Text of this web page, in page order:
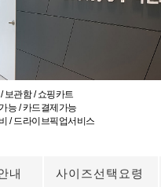
보관함 / 쇼핑카트
능 / 카드결제가능
/ 드라이브픽업서비스
내 사이즈선택요령